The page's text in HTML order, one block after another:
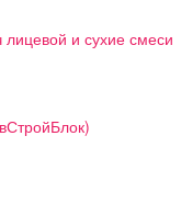
лицевой и сухие смеси